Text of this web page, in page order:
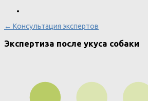
← Консультация экспертов
Экспертиза после укуса собаки